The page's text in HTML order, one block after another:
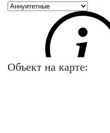
Объект на карте: